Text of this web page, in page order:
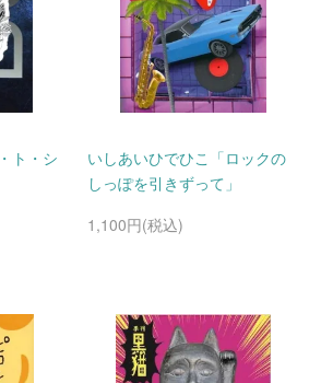
ト・シ
いしあいひでひこ「ロックの
しっぽを引きずって」
1,100円(税込)